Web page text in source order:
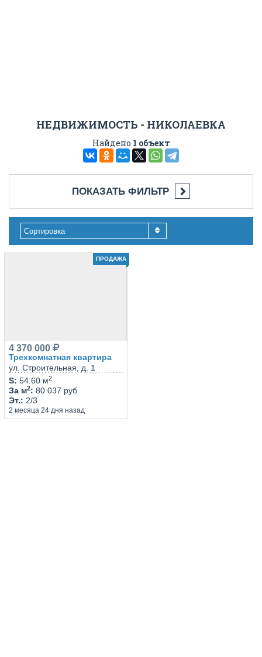
НЕДВИЖИМОСТЬ - НИКОЛАЕВКА
Найдено 1 объект
ПОКАЗАТЬ ФИЛЬТР
Сортировка
ПРОДАЖА
Трехкомнатная квартира
ул. Строительная, д. 1
4 370 000
Эт.: 2/3
2 месяца 24 дня назад
S: 54.60 м2
За м2: 80 037 руб